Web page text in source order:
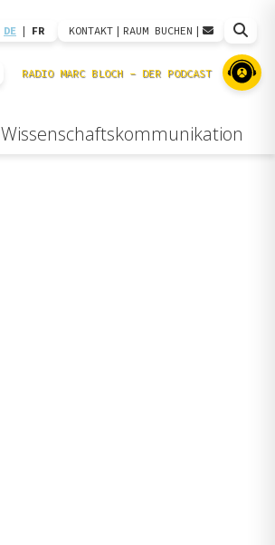
DE | FR KONTAKT | RAUM BUCHEN |
Wissenschaftskommunikation